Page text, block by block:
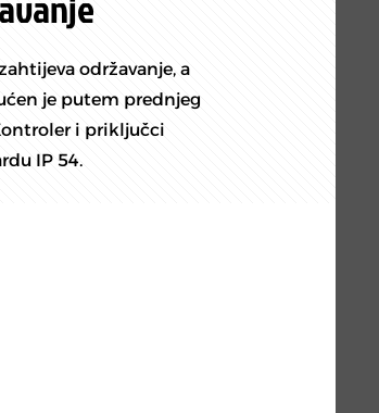
održavanje, a
je putem prednjeg
i priključci
IP 54.